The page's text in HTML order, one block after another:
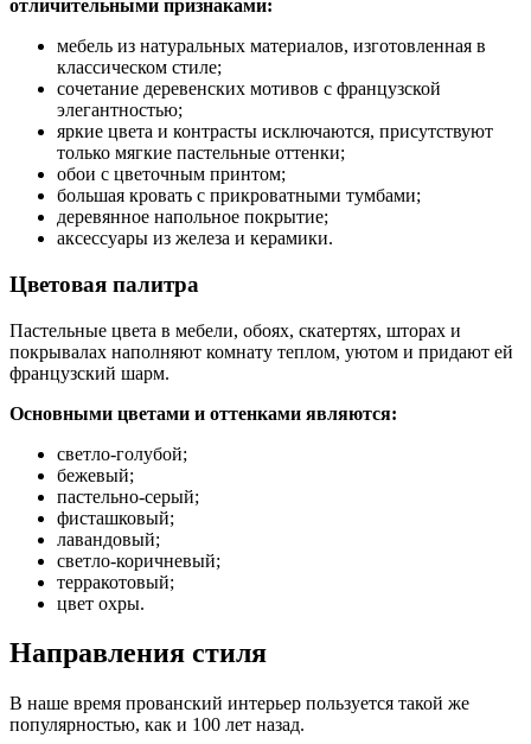
отличительными признаками:
мебель из натуральных материалов, изготовленная в
классическом стиле;
сочетание деревенских мотивов с французской
элегантностью;
яркие цвета и контрасты исключаются, присутствуют
только мягкие пастельные оттенки;
обои с цветочным принтом;
большая кровать с прикроватными тумбами;
деревянное напольное покрытие;
аксессуары из железа и керамики.
Цветовая палитра
Пастельные цвета в мебели, обоях, скатертях, шторах и
покрывалах наполняют комнату теплом, уютом и придают ей
французский шарм.
Основными цветами и оттенками являются:
светло-голубой;
бежевый;
пастельно-серый;
фисташковый;
лавандовый;
светло-коричневый;
терракотовый;
цвет охры.
Направления стиля
В наше время прованский интерьер пользуется такой же
популярностью, как и 100 лет назад.